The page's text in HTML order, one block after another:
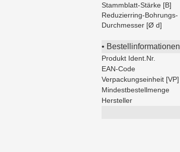
Stammblatt-Stärke [B]
Reduzierring-Bohrungs-
Durchmesser [Ø d]
• Bestellinformationen
Produkt Ident.Nr.
EAN-Code
Verpackungseinheit [VP]
Mindestbestellmenge
Hersteller